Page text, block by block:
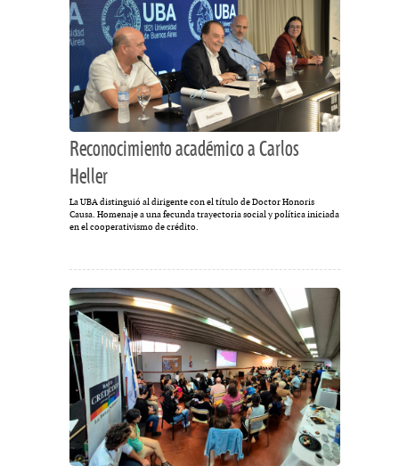
Reconocimiento académico a Carlos
Heller
La UBA distinguió al dirigente con el título de Doctor Honoris
Causa. Homenaje a una fecunda trayectoria social y política iniciada
en el cooperativismo de crédito.